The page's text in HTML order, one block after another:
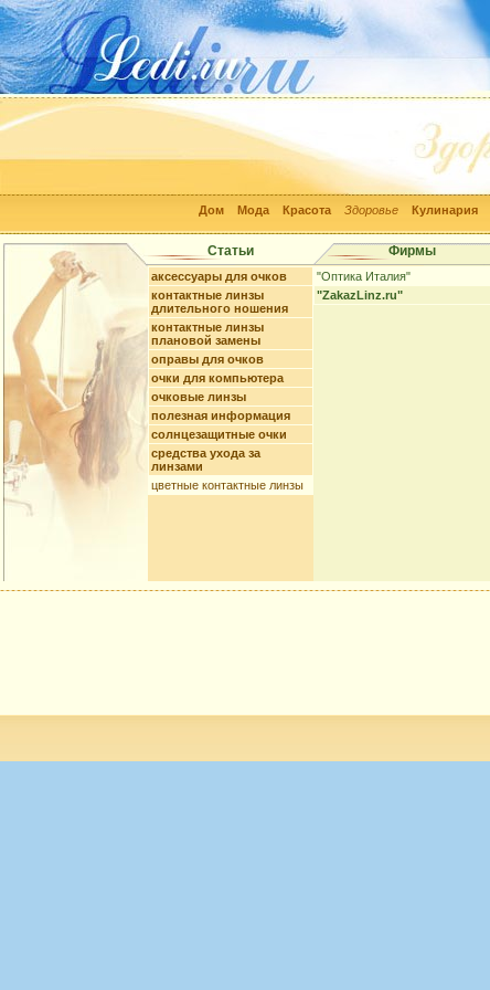
Дом Мода Красота Здоровье Кулинария
Статьи Фирмы
аксессуары для очков
контактные линзы
длительного ношения
контактные линзы
плановой замены
оправы для очков
очки для компьютера
очковые линзы
полезная информация
солнцезащитные очки
средства ухода за
линзами
цветные контактные линзы
"Оптика Италия"
"ZakazLinz.ru"